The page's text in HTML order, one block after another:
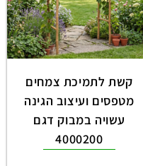
קשת לתמיכת צמחים
מטפסים ועיצוב הגינה
עשויה במבוק דגם
4000200